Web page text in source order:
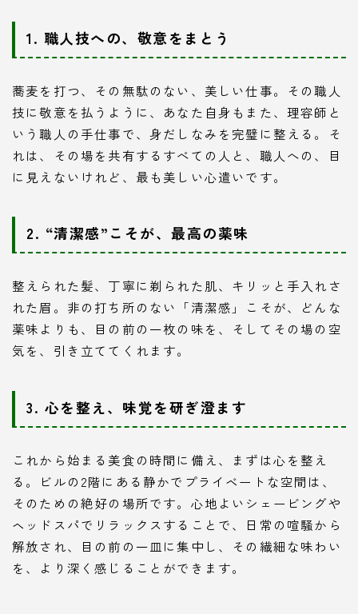
1. 職人技への、敬意をまとう
蕎麦を打つ、その無駄のない、美しい仕事。その職人
技に敬意を払うように、あなた自身もまた、理容師と
いう職人の手仕事で、身だしなみを完璧に整える。そ
れは、その場を共有するすべての人と、職人への、目
に見えないけれど、最も美しい心遣いです。
2. “清潔感”こそが、最高の薬味
整えられた髪、丁寧に剃られた肌、キリッと手入れさ
れた眉。非の打ち所のない「清潔感」こそが、どんな
薬味よりも、目の前の一枚の味を、そしてその場の空
気を、引き立ててくれます。
3. 心を整え、味覚を研ぎ澄ます
これから始まる美食の時間に備え、まずは心を整え
る。ビルの2階にある静かでプライベートな空間は、
そのための絶好の場所です。心地よいシェービングや
ヘッドスパでリラックスすることで、日常の喧騒から
解放され、目の前の一皿に集中し、その繊細な味わい
を、より深く感じることができます。